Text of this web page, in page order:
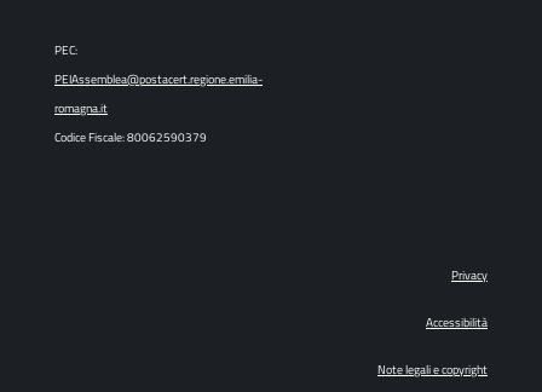
PEC:
PEIAssemblea@postacert.regione.emilia-
romagna.it
Codice Fiscale: 80062590379
Privacy
Accessibilità
Note legali e copyright